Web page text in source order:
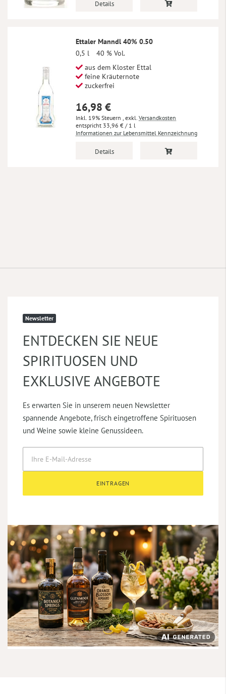
Details
Ettaler Manndl 40% 0.50
0,5 l
40 % Vol.
aus dem Kloster Ettal
feine Kräuternote
zuckerfrei
16,98 €
Inkl. 19% Steuern , exkl. Versandkosten
33,96 € / 1 l
Informationen zur Lebensmittel Kennzeichnung
Details
Newsletter
ENTDECKEN SIE NEUE
SPIRITUOSEN UND
EXKLUSIVE ANGEBOTE
Es erwarten Sie in unserem neuen Newsletter
spannende Angebote, frisch eingetroffene Spirituosen
und Weine sowie kleine Genussideen.
EINTRAGEN